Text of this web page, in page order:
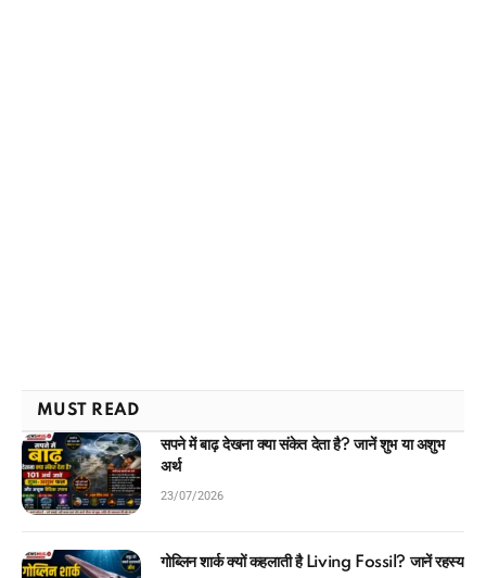
MUST READ
सपने में बाढ़ देखना क्या संकेत देता है? जानें शुभ या अशुभ
अर्थ
23/07/2026
गोब्लिन शार्क क्यों कहलाती है Living Fossil? जानें रहस्य